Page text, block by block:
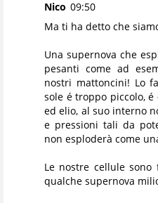
Nico 09:50
Ma ti ha detto che
Una supernova che
pesanti come ad
nostri mattoncini! Lo
sole é troppo piccolo,
ed elio, al suo interno
e pressioni tali da
non esploderà come
Le nostre cellule
qualche supernova